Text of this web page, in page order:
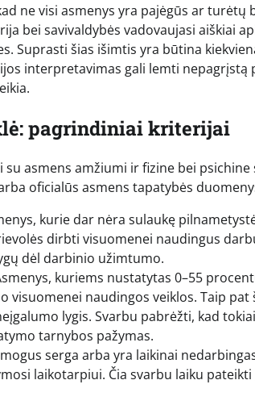
ne visi asmenys yra pajėgūs ar
bei savivaldybės vadovaujasi aiškiai
Suprasti šias išimtis yra būtina
interpretavimas gali lemti
pagrindiniai kriterijai
asmens amžiumi ir fizine bei
oficialūs asmens tapatybės
kurie dar nėra sulaukę
dirbti visuomenei naudingus
dėl darbinio užimtumo.
kuriems nustatytas 0–55
visuomenei naudingos veiklos. Taip
lygis. Svarbu pabrėžti, kad
tarnybos pažymas.
serga arba yra laikinai
laikotarpiui. Čia svarbu laiku